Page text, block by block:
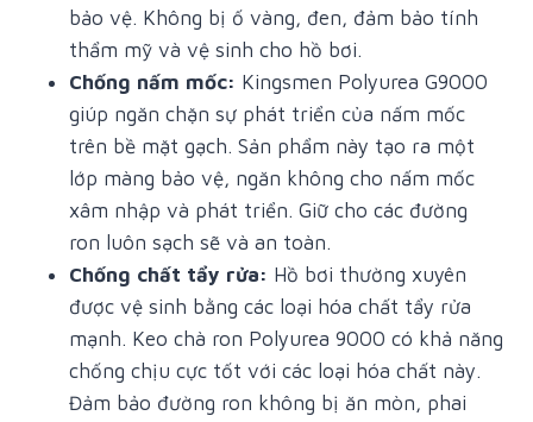
bảo vệ. Không bị ố vàng, đen, đảm bảo tính
thẩm mỹ và vệ sinh cho hồ bơi.
Chống nấm mốc: Kingsmen Polyurea G9000
giúp ngăn chặn sự phát triển của nấm mốc
trên bề mặt gạch. Sản phẩm này tạo ra một
lớp màng bảo vệ, ngăn không cho nấm mốc
xâm nhập và phát triển. Giữ cho các đường
ron luôn sạch sẽ và an toàn.
Chống chất tẩy rửa: Hồ bơi thường xuyên
được vệ sinh bằng các loại hóa chất tẩy rửa
mạnh. Keo chà ron Polyurea 9000 có khả năng
chống chịu cực tốt với các loại hóa chất này.
Đảm bảo đường ron không bị ăn mòn, phai